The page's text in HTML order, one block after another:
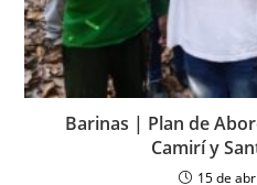
Barinas | Plan de
Camirí y
15 de